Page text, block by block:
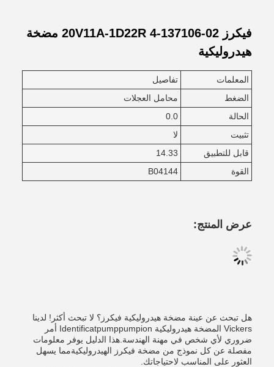
فيكرز 02-137106-4 20V11A-1D22R مضخة
هيدروليكية
المعلمات
تفاصيل
الضغط
محامل العجلات
الحالة
0.0
تثبيت
لا
قابل للتطبيق
14.33
القوة
B04144
عرض المنتج:
هل تبحث عن عينة مضخة هيدروليكية فيكرز؟ لا تبحث أكثر! لدينا
Vickers المضخة هيدروليكية Identificatpumppumpion أمر
ضروري لأي شخص في مهنة الهندسة.هذا الدليل يوفر معلومات
مفصلة عن كل نموذج من مضخة فيكرز الهيدروليكيةمما يسهل
العثور على المناسب لاحتياجاتك.